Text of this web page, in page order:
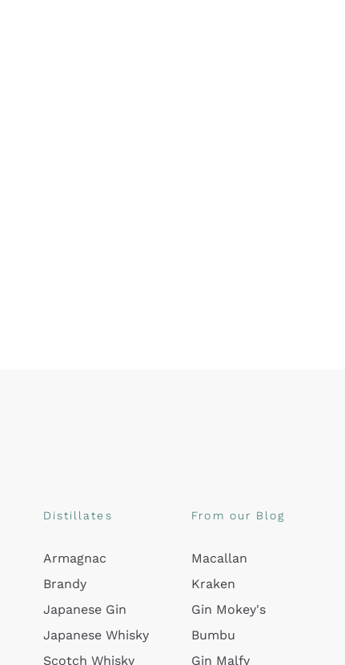
Distillates
Armagnac
Brandy
Japanese Gin
Japanese Whisky
Scotch Whisky
From our Blog
Macallan
Kraken
Gin Mokey's
Bumbu
Gin Malfy